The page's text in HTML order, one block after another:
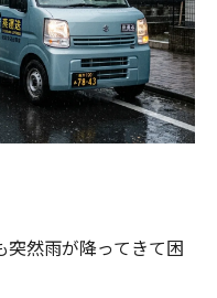
然雨が降ってきて困